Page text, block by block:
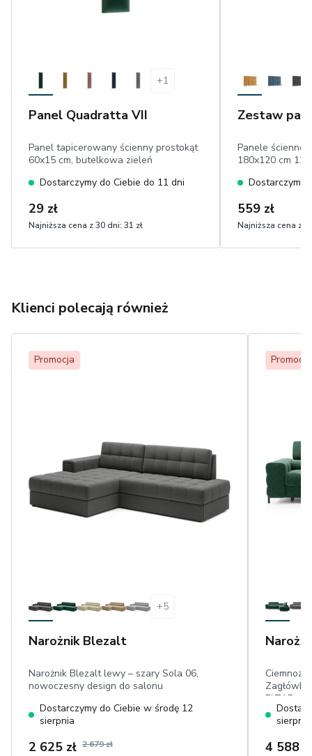
+1
Panel Quadratta VII
Panel tapicerowany ścienny prostokąt
60x15 cm, butelkowa zieleń
Dostarczymy do Ciebie do 11 dni
29 zł
Najniższa cena z 30 dni: 31 zł
Zestaw
Panele ścienne
180x120 cm 12
Dostarczymy
559 zł
Najniższa cena z
Klienci polecają również
Promocja
+5
Narożnik Blezalt
Narożnik Blezalt lewy – szary Sola 06,
nowoczesny design do salonu
Dostarczymy do Ciebie w środę 12
sierpnia
2 625 zł 2 679 zł
Promocja
ELTAP,
posłania:
w dotyku
sierpnia
4 588